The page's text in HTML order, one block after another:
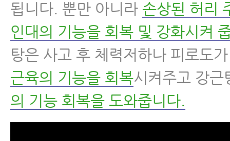
됩니다. 뿐만 아니라 손상된 허리
인대의 기능을 회복 및 강화시켜
탕은 사고 후 체력저하나 피로도
근육의 기능을 회복시켜주고 강
의 기능 회복을 도와줍니다.